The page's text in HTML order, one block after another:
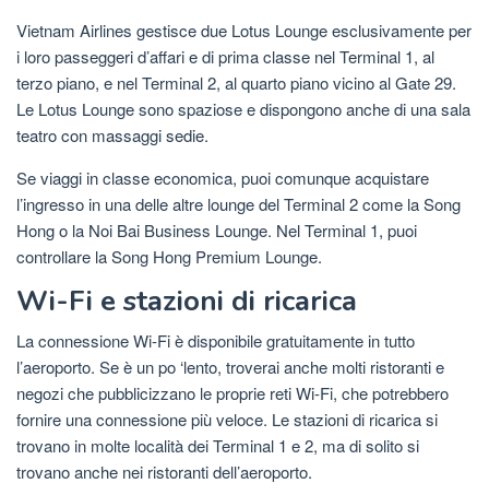
Vietnam Airlines gestisce due Lotus Lounge esclusivamente per
i loro passeggeri d’affari e di prima classe nel Terminal 1, al
terzo piano, e nel Terminal 2, al quarto piano vicino al Gate 29.
Le Lotus Lounge sono spaziose e dispongono anche di una sala
teatro con massaggi sedie.
Se viaggi in classe economica, puoi comunque acquistare
l’ingresso in una delle altre lounge del Terminal 2 come la Song
Hong o la Noi Bai Business Lounge. Nel Terminal 1, puoi
controllare la Song Hong Premium Lounge.
Wi-Fi e stazioni di ricarica
La connessione Wi-Fi è disponibile gratuitamente in tutto
l’aeroporto. Se è un po ‘lento, troverai anche molti ristoranti e
negozi che pubblicizzano le proprie reti Wi-Fi, che potrebbero
fornire una connessione più veloce. Le stazioni di ricarica si
trovano in molte località dei Terminal 1 e 2, ma di solito si
trovano anche nei ristoranti dell’aeroporto.